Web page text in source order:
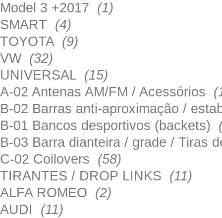
Model 3 +2017 (1)
SMART (4)
TOYOTA (9)
VW (32)
UNIVERSAL (15)
A-02 Antenas AM/FM / Acessórios
B-02 Barras anti-aproximação /
B-01 Bancos desportivos (backets)
B-03 Barra dianteira / grade / Tiras
C-02 Coilovers (58)
TIRANTES / DROP LINKS (11)
ALFA ROMEO (2)
AUDI (11)